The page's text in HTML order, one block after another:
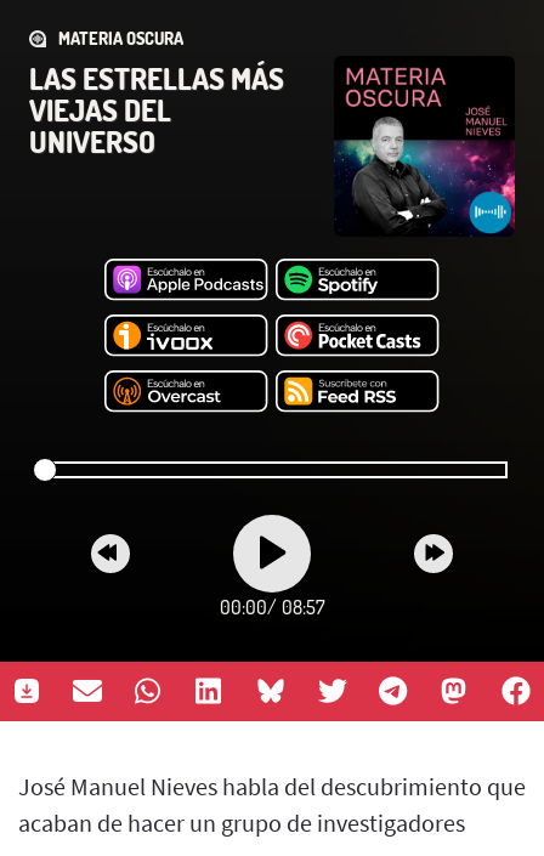
MATERIA OSCURA
LAS ESTRELLAS MÁS
VIEJAS DEL
UNIVERSO
00:00/ 08:57
José Manuel Nieves habla del descubrimiento que
acaban de hacer un grupo de investigadores